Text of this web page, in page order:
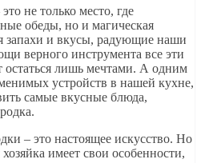
не только место, где
обеды, но и магическая
запахи и вкусы, радующие наши
верного инструмента все эти
лишь мечтами. А одним
устройств в нашей кухне,
самые вкусные блюда,
– это настоящее искусство. Но
имеет свои особенности,